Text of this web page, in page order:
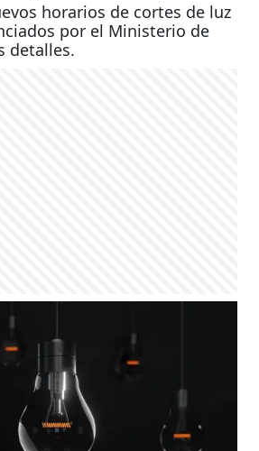
horarios de cortes de luz
por el Ministerio de
detalles.